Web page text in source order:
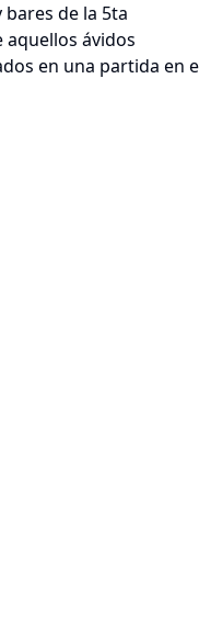
de la 5ta
aquellos ávidos
en una partida en e